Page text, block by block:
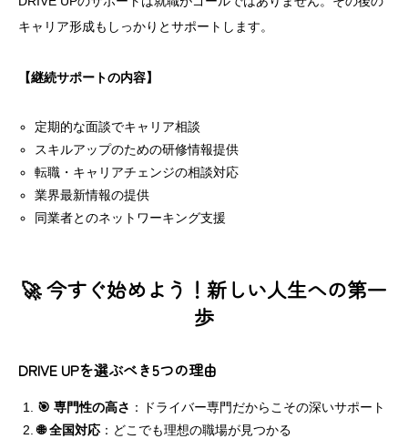
キャリア形成もしっかりとサポートします。
【継続サポートの内容】
定期的な面談でキャリア相談
スキルアップのための研修情報提供
転職・キャリアチェンジの相談対応
業界最新情報の提供
同業者とのネットワーキング支援
🚀 今すぐ始めよう！新しい人生への第一
歩
DRIVE UPを選ぶべき5つの理由
🎯 専門性の高さ ：ドライバー専門だからこその深いサポート
🌐 全国対応 ：どこでも理想の職場が見つかる